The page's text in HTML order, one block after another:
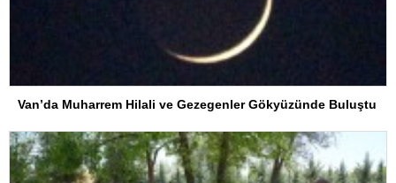
Van’da Muharrem Hilali ve Gezegenler Gökyüzünde Buluştu